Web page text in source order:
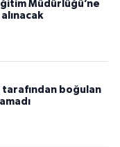
Müdürlüğü’ne
tarafından boğulan